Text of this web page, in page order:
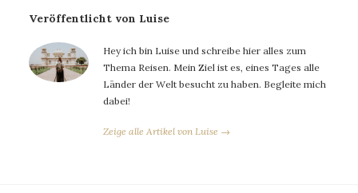
Veröffentlicht von Luise
Hey ich bin Luise und schreibe hier alles zum
Thema Reisen. Mein Ziel ist es, eines Tages alle
Länder der Welt besucht zu haben. Begleite mich
dabei!
Zeige alle Artikel von Luise →